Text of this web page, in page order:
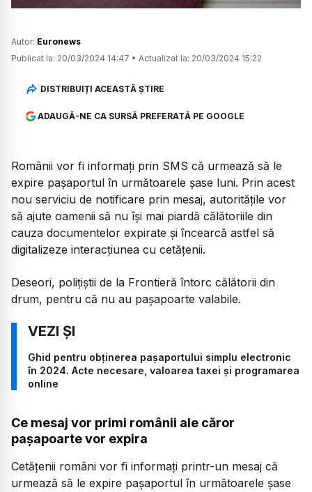
Autor: Euronews
Publicat la: 20/03/2024 14:47 • Actualizat la: 20/03/2024 15:22
DISTRIBUIȚI ACEASTĂ ȘTIRE
ADAUGĂ-NE CA SURSĂ PREFERATĂ PE GOOGLE
Românii vor fi informați prin SMS că urmează să le
expire pașaportul în următoarele șase luni. Prin acest
nou serviciu de notificare prin mesaj, autoritățile vor
să ajute oamenii să nu își mai piardă călătoriile din
cauza documentelor expirate și încearcă astfel să
digitalizeze interacțiunea cu cetățenii.
Deseori, polițiștii de la Frontieră întorc călătorii din
drum, pentru că nu au pașapoarte valabile.
Ghid pentru obținerea pașaportului simplu electronic
în 2024. Acte necesare, valoarea taxei și programarea
online
Ce mesaj vor primi românii ale căror
pașapoarte vor expira
Cetățenii români vor fi informați printr-un mesaj că
urmează să le expire pașaportul în următoarele șase